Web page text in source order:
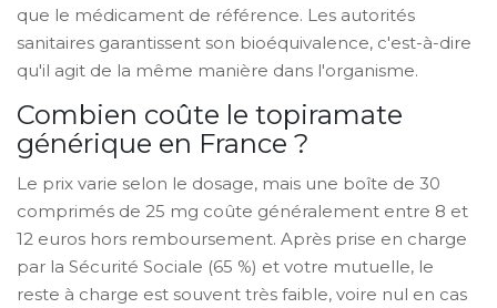
que le médicament de référence. Les autorités
sanitaires garantissent son bioéquivalence, c'est-à-dire
qu'il agit de la même manière dans l'organisme.
Combien coûte le topiramate
générique en France ?
Le prix varie selon le dosage, mais une boîte de 30
comprimés de 25 mg coûte généralement entre 8 et
12 euros hors remboursement. Après prise en charge
par la Sécurité Sociale (65 %) et votre mutuelle, le
reste à charge est souvent très faible, voire nul en cas